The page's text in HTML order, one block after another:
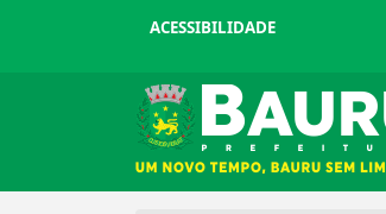
ACESSIBILIDADE